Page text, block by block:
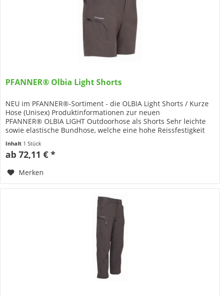
PFANNER® Olbia Light Shorts
NEU im PFANNER®-Sortiment - die OLBIA Light Shorts / Kurze
Hose (Unisex) Produktinformationen zur neuen
PFANNER® OLBIA LIGHT Outdoorhose als Shorts Sehr leichte
sowie elastische Bundhose, welche eine hohe Reissfestigkeit
Inhalt 1 Stück
ab 72,11 € *
Merken